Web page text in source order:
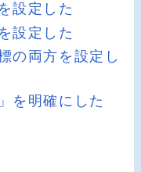
設定した
設定した
の両方を設定し
を明確にした